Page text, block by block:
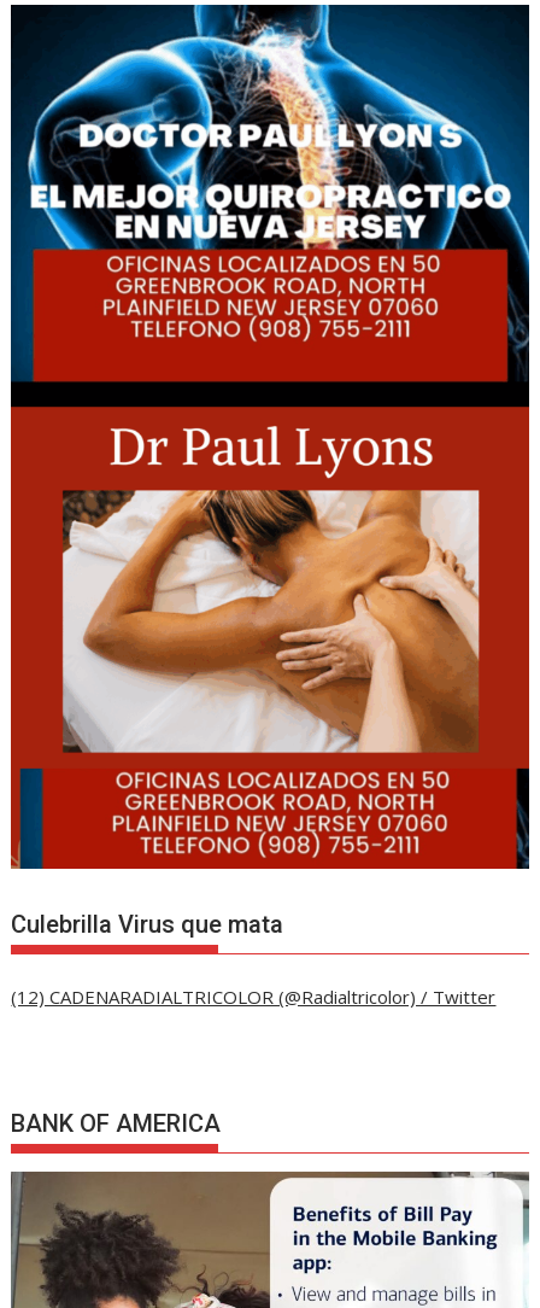
Culebrilla Virus que mata
(12) CADENARADIALTRICOLOR (@Radialtricolor) / Twitter
BANK OF AMERICA